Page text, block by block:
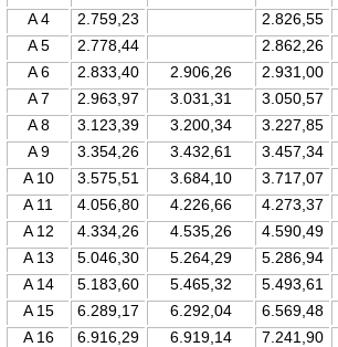
A 4
2.759,23 2.826,55
A 5
2.778,44 2.862,26
A 6
2.833,40 2.906,26 2.931,00
A 7
2.963,97 3.031,31 3.050,57
A 8
3.123,39 3.200,34 3.227,85
A 9
3.354,26 3.432,61 3.457,34
A 10
3.575,51 3.684,10 3.717,07
A 11
4.056,80 4.226,66 4.273,37
A 12
4.334,26 4.535,26 4.590,49
A 13
5.046,30 5.264,29 5.286,94
A 14
5.183,60 5.465,32 5.493,61
A 15
6.289,17 6.292,04 6.569,48
A 16
6.916,29 6.919,14 7.241,90